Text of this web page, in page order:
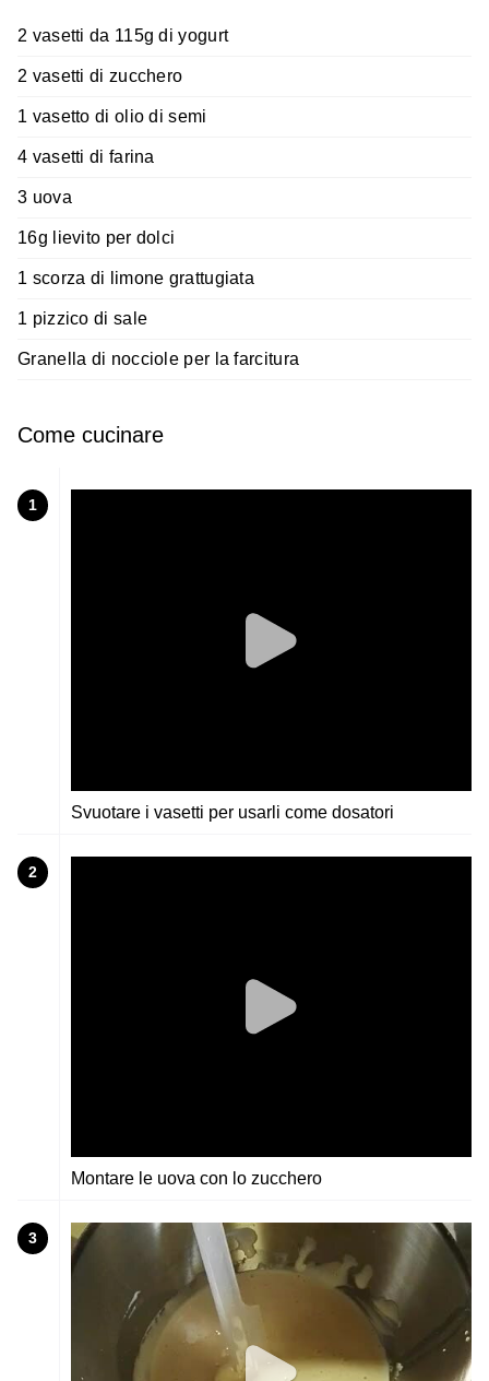
2 vasetti da 115g di yogurt
2 vasetti di zucchero
1 vasetto di olio di semi
4 vasetti di farina
3 uova
16g lievito per dolci
1 scorza di limone grattugiata
1 pizzico di sale
Granella di nocciole per la farcitura
Come cucinare
1
Svuotare i vasetti per usarli come dosatori
2
Montare le uova con lo zucchero
3